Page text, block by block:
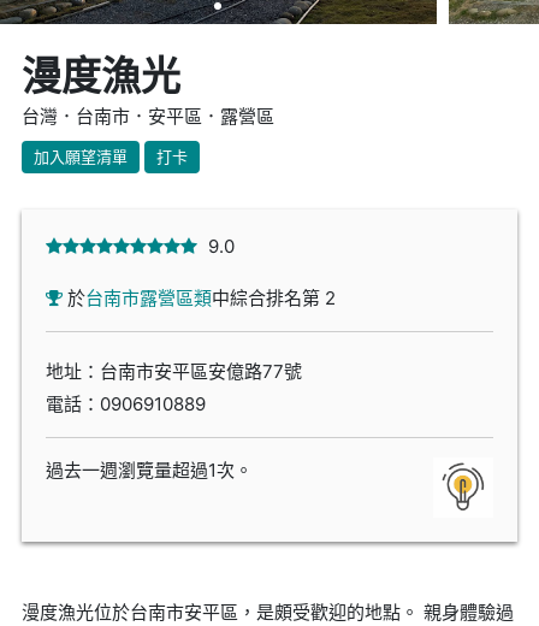
漫度漁光
台灣．台南市．安平區．露營區
加入願望清單 打卡
9.0
於台南市露營區類中綜合排名第 2
地址：台南市安平區安億路77號
電話： 0906910889
過去一週瀏覽量超過1次。
漫度漁光位於台南市安平區，是頗受歡迎的地點。 親身體驗過